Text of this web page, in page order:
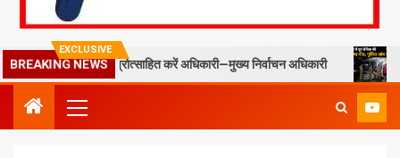
EXCLUSIVE
BREAKING NEWS
स्टाफ को प्रोत्साहित करें अधिकारी—मुख्य निर्वाचन अधिकारी मसूरी में